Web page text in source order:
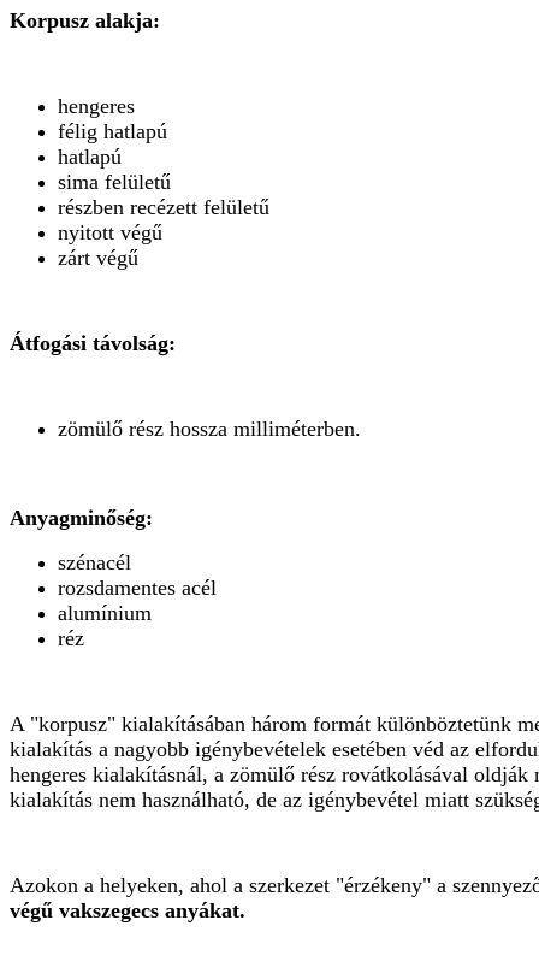
Korpusz alakja:
hengeres
félig hatlapú
hatlapú
sima felületű
részben recézett felületű
nyitott végű
zárt végű
Átfogási távolság:
zömülő rész hossza milliméterben.
Anyagminőség:
szénacél
rozsdamentes acél
alumínium
réz
A "korpusz" kialakításában három formát különböztetünk
kialakítás a nagyobb igénybevételek esetében véd az
hengeres kialakításnál, a zömülő rész rovátkolásával
kialakítás nem használható, de az igénybevétel miatt
Azokon a helyeken, ahol a szerkezet "érzékeny" a
végű vakszegecs anyákat.